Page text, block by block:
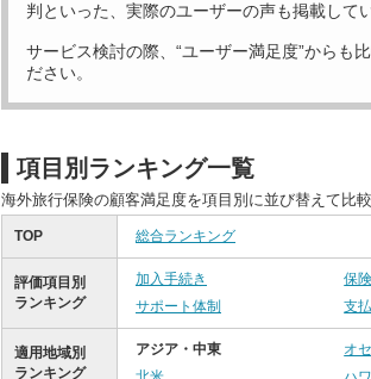
判といった、実際のユーザーの声も掲載して
サービス検討の際、“ユーザー満足度”からも
ださい。
項目別ランキング一覧
海外旅行保険の顧客満足度を項目別に並び替えて比
TOP 総合ランキング
評価項目別
ランキング
加入手続き 保
サポート体制
支
適用地域別
ランキング
アジア・中東 オ